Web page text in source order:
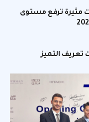
الحلقة 7.. تطورات مثيرة ترفع مستوى
تعريف التميز